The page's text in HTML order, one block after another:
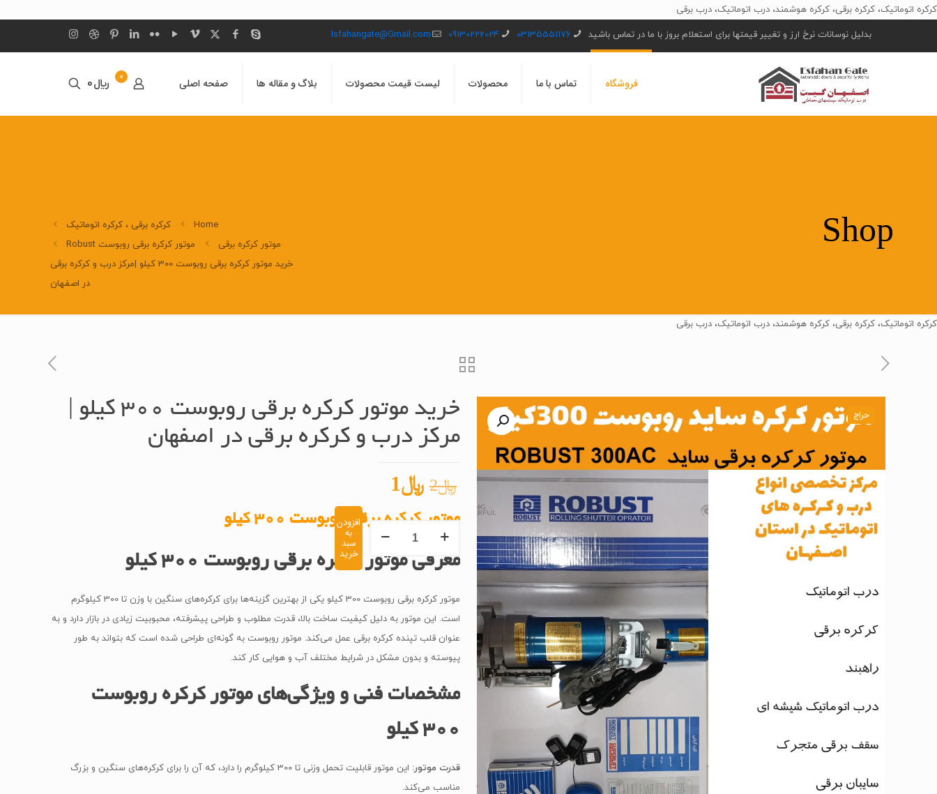
کرکره اتوماتیک، کرکره برقی، کرکره هوشمند، درب اتوماتیک، درب برقی
بدلیل نوسانات نرخ ارز و تغییر قیمتها برای استعلام بروز با ما در تماس باشید
03135551176
09130222024
Isfahangate@Gmail.com
فروشگاه تماس با ما محصولات لیست قیمت محصولات بلاگ و مقاله ها صفحه اصلی 0 ﷼0
Shop
Home
کرکره برقی ، کرکره اتوماتیک
موتور کرکره برقی
موتور کرکره برقی روبوست Robust
خرید موتور کرکره برقی روبوست 300 کیلو |مرکز درب و کرکره برقی
در اصفهان
کرکره اتوماتیک، کرکره برقی، کرکره هوشمند، درب اتوماتیک، درب برقی
حراج
خرید موتور کرکره برقی روبوست 300 کیلو |
مرکز درب و کرکره برقی در اصفهان
﷼2 قیمت
اصلی
﷼2
بود.
﷼1
فعلی
﷼1
است.
موتور کرکره برقی روبوست 300 کیلو
معرفی موتور کرکره برقی روبوست 300 کیلو
موتور کرکره برقی روبوست 300 کیلو یکی از بهترین گزینه‌ها برای کرکره‌های سنگین با وزن تا 300 کیلوگرم
است. این موتور به دلیل کیفیت ساخت بالا، قدرت مطلوب و طراحی پیشرفته، محبوبیت زیادی در بازار دارد و به
عنوان قلب تپنده کرکره برقی عمل می‌کند. موتور روبوست به گونه‌ای طراحی شده است که بتواند به طور
پیوسته و بدون مشکل در شرایط مختلف آب و هوایی کار کند.
مشخصات فنی و ویژگی‌های موتور کرکره روبوست
300 کیلو
قدرت موتور:
این موتور قابلیت تحمل وزنی تا 300 کیلوگرم را دارد، که آن را برای کرکره‌های سنگین و بزرگ
مناسب می‌کند.
کرکره
روبوست
کیلو
|
مرکز
برقی
در
افزودن
به
سبد
خرید